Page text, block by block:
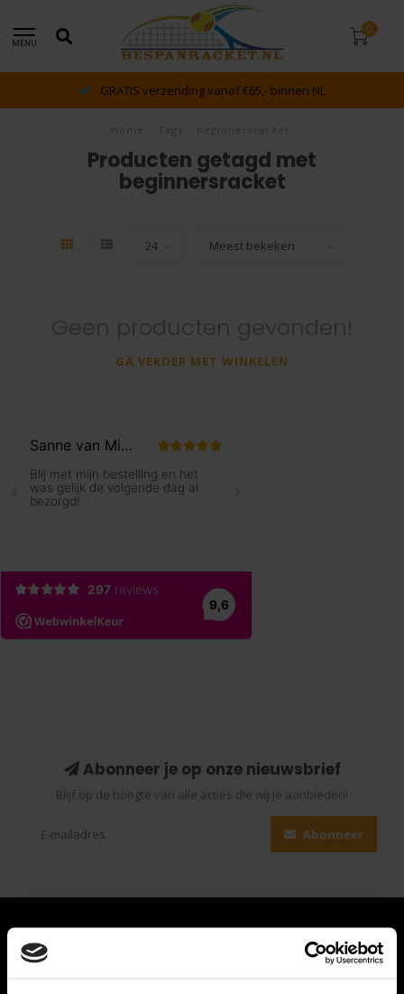
MENU
0
GRATIS verzending vanaf €65,- binnen NL
Producten getagd met
beginnersracket
Geen producten gevonden!
GA VERDER MET WINKELEN
Abonneer je op onze nieuwsbrief
Blijf op de hoogte van alle acties die wij je aanbieden!
Abonneer